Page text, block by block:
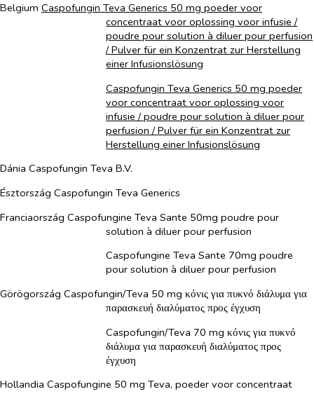
Belgium Caspofungin Teva Generics 50 mg poeder voor
concentraat voor oplossing voor infusie /
poudre pour solution à diluer pour perfusion
/ Pulver für ein Konzentrat zur Herstellung
einer Infusionslösung
Caspofungin Teva Generics 50 mg poeder
voor concentraat voor oplossing voor
infusie / poudre pour solution à diluer pour
perfusion / Pulver für ein Konzentrat zur
Herstellung einer Infusionslösung
Dánia Caspofungin Teva B.V.
Észtország Caspofungin Teva Generics
Franciaország Caspofungine Teva Sante 50mg poudre pour
solution à diluer pour perfusion
Caspofungine Teva Sante 70mg poudre
pour solution à diluer pour perfusion
Görögország Caspofungin/Teva 50 mg κόνις για πυκνό διάλυμα για
παρασκευή διαλύματος προς έγχυση
Caspofungin/Teva 70 mg κόνις για πυκνό
διάλυμα για παρασκευή διαλύματος προς
έγχυση
Hollandia Caspofungine 50 mg Teva, poeder voor concentraat